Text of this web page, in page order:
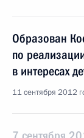
Образован
по
в интересах
11 сентября 2012